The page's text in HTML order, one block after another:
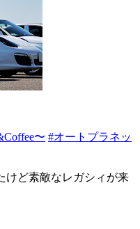
〜 #オートプラネッ
けど素敵なレガシィが来